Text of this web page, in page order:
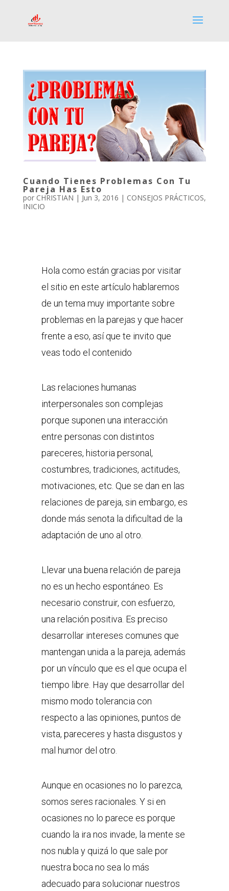
Cuando Tienes Problemas Con Tu
Pareja Has Esto
por CHRISTIAN | Jun 3, 2016 | CONSEJOS PRÁCTICOS,
INICIO
Hola como están gracias por visitar
el sitio en este artículo hablaremos
de un tema muy importante sobre
problemas en la parejas y que hacer
frente a eso, así que te invito que
veas todo el contenido
Las relaciones humanas
interpersonales son complejas
porque suponen una interacción
entre personas con distintos
pareceres, historia personal,
costumbres, tradiciones, actitudes,
motivaciones, etc. Que se dan en las
relaciones de pareja, sin embargo, es
donde más senota la dificultad de la
adaptación de uno al otro.
Llevar una buena relación de pareja
no es un hecho espontáneo. Es
necesario construir, con esfuerzo,
una relación positiva. Es preciso
desarrollar intereses comunes que
mantengan unida a la pareja, además
por un vínculo que es el que ocupa el
tiempo libre. Hay que desarrollar del
mismo modo tolerancia con
respecto a las opiniones, puntos de
vista, pareceres y hasta disgustos y
mal humor del otro.
Aunque en ocasiones no lo parezca,
somos seres racionales. Y si en
ocasiones no lo parece es porque
cuando la ira nos invade, la mente se
nos nubla y quizá lo que sale por
nuestra boca no sea lo más
adecuado para solucionar nuestros